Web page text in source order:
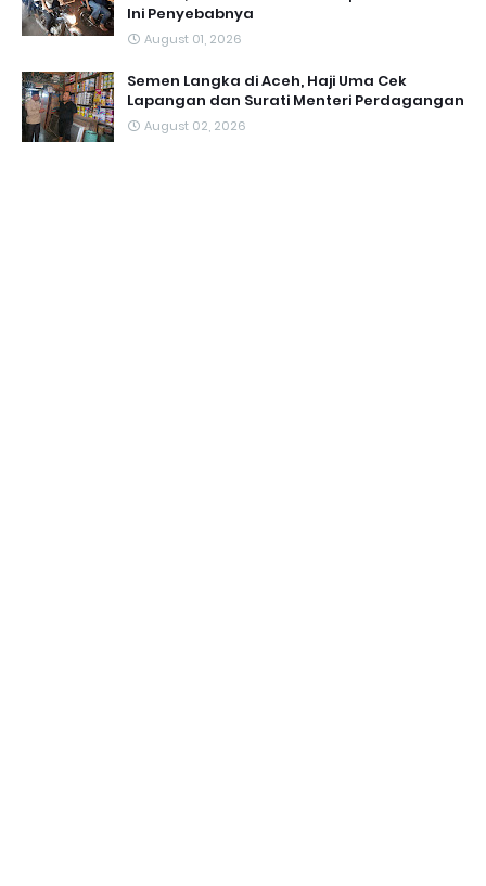
Ini Penyebabnya
August 01, 2026
Semen Langka di Aceh, Haji Uma Cek
Lapangan dan Surati Menteri Perdagangan
August 02, 2026